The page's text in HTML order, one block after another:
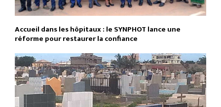
Accueil dans les hôpitaux : le SYNPHOT lance une
réforme pour restaurer la confiance